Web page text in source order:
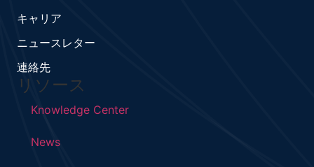
キャリア
ニュースレター
連絡先
リソース
Knowledge Center
News